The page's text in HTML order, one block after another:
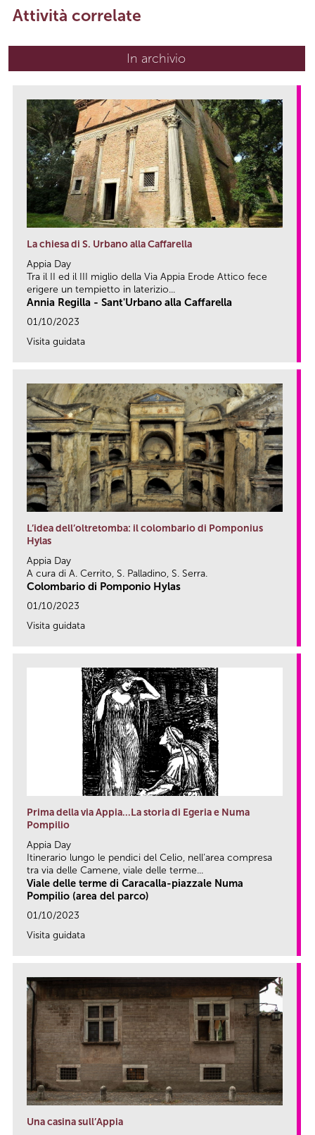
Attività correlate
In archivio
La chiesa di S. Urbano alla Caffarella
Appia Day
Tra il II ed il III miglio della Via Appia Erode Attico fece
erigere un tempietto in laterizio...
Annia Regilla - Sant'Urbano alla Caffarella
01/10/2023
Visita guidata
L’idea dell’oltretomba: il colombario di Pomponius
Hylas
Appia Day
A cura di A. Cerrito, S. Palladino, S. Serra.
Colombario di Pomponio Hylas
01/10/2023
Visita guidata
Prima della via Appia…La storia di Egeria e Numa
Pompilio
Appia Day
Itinerario lungo le pendici del Celio, nell’area compresa
tra via delle Camene, viale delle terme...
Viale delle terme di Caracalla-piazzale Numa
Pompilio (area del parco)
01/10/2023
Visita guidata
Una casina sull’Appia